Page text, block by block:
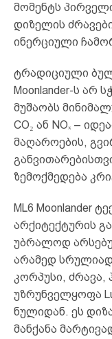
მომენტს
დიზელის
ინერციული
ტრადიციული
Moonlander-ს არ
მუშაობს
CO₂ ან NOₓ –
მაღაროების,
ზემოქმედება
ML6 Moonlander
არქიტექტურის
უბრალოდ
არამედ
კორპუსი,
უზრუნველყოფა
ნულიდან. ეს
მანქანა